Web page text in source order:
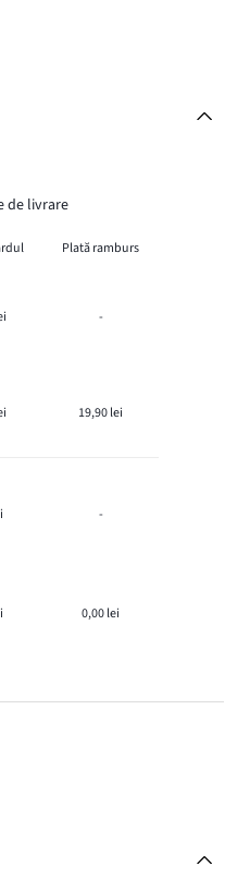
de livrare
Plată ramburs
-
19,90 lei
-
0,00 lei